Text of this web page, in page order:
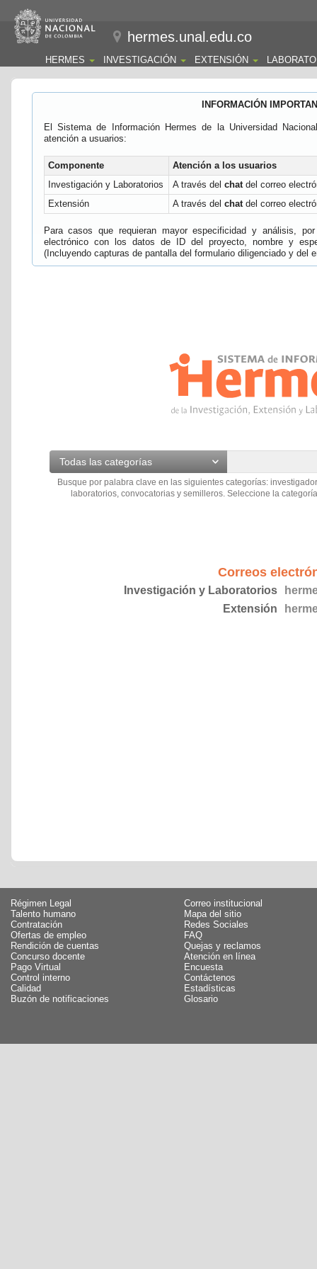
hermes.unal.edu.co
HERMES INVESTIGACIÓN EXTENSIÓN
INFORMACIÓN
El Sistema de Información Hermes de la Universidad
atención a usuarios:
Componente
Atención a los usuarios
Investigación y Laboratorios
A través del chatdel correo
Extensión
A través del chatdel correo
Para casos que requieran mayor especificidad y análisis,
electrónico con los datos de ID del proyecto, nombre y
(Incluyendo capturas de pantalla del formulario diligenciado y del
Todas las categorías
Busque por palabra clave en las siguientes categorías:
laboratorios, convocatorias y semilleros. Seleccione la
Correos
Investigación y Laboratorios
Extensión
Régimen Legal
Talento humano
Contratación
Ofertas de empleo
Rendición de cuentas
Concurso docente
Pago Virtual
Control interno
Calidad
Buzón de notificaciones
Correo institucional
Mapa del sitio
Redes Sociales
FAQ
Quejas y reclamos
Atención en línea
Encuesta
Contáctenos
Estadísticas
Glosario